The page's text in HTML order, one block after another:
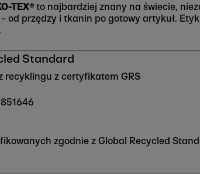
TEX®to najbardziej znany na świecie,
od przędzy i tkanin po gotowy artykuł.
Standard
recyklingu z certyfikatem GRS
zgodnie z Global Recycled